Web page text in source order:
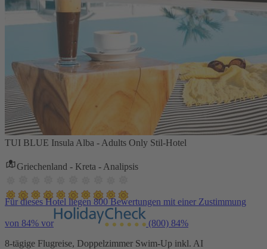
TUI BLUE Insula Alba - Adults Only Stil-Hotel
Griechenland - Kreta - Analipsis
Für dieses Hotel liegen 800 Bewertungen mit einer Zustimmung
von 84% vor (800) 84%
8-tägige Flugreise, Doppelzimmer Swim-Up inkl. AI